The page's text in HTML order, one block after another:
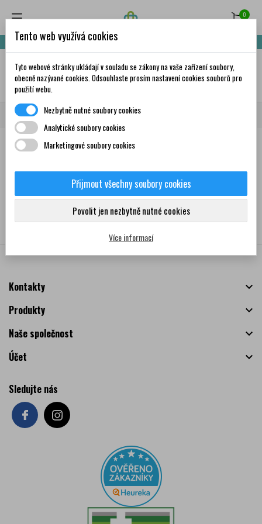
0
Nakupte za 999,- Kč a získáte dopravu zdarma!
✦AI
Domů Krása a péče Dermokosmetika
Kontakty

Produkty

Naše společnost

Účet

Sledujte nás
Tento web využívá cookies
Tyto webové stránky ukládají v souladu se zákony na vaše zařízení soubory,
obecně nazývané cookies. Odsouhlaste prosím nastavení cookies souborů pro
použití webu.
Nezbytně nutné soubory cookies
Analytické soubory cookies
Marketingové soubory cookies
Přijmout všechny soubory cookies
Povolit jen nezbytně nutné cookies
Více informací